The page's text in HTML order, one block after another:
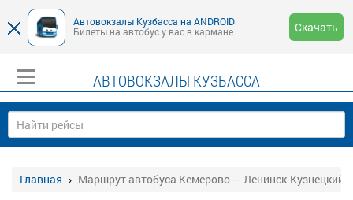
Автовокзалы Кузбасса на ANDROID
Билеты на автобус у вас в кармане
Скачать
АВТОВОКЗАЛЫ КУЗБАССА
Главная Маршрут автобуса Кемерово — Ленинск-Кузнецкий